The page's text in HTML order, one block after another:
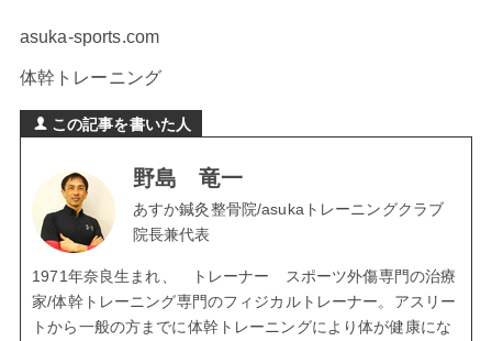
asuka-sports.com
体幹トレーニング
この記事を書いた人
野島 竜一
あすか鍼灸整骨院/asukaトレーニングクラブ
院長兼代表
1971年奈良生まれ、 トレーナー スポーツ外傷専門の治療
家/体幹トレーニング専門のフィジカルトレーナー。アスリー
トから一般の方までに体幹トレーニングにより体が健康にな